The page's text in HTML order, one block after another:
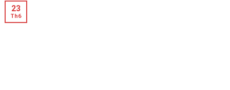
23
Th6